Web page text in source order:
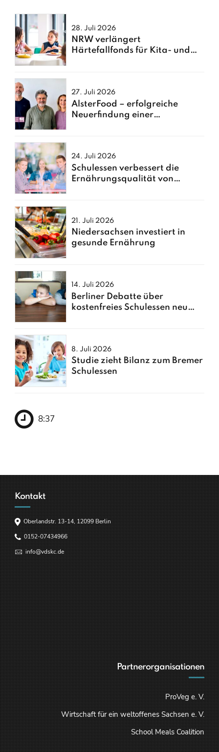
28. Juli 2026
NRW verlängert
Härtefallfonds für Kita- und
27. Juli 2026
AlsterFood – erfolgreiche
Neuerfindung einer
24. Juli 2026
Schulessen verbessert die
Ernährungsqualität von
21. Juli 2026
Niedersachsen investiert in
gesunde Ernährung
14. Juli 2026
Berliner Debatte über
kostenfreies Schulessen neu
8. Juli 2026
Studie zieht Bilanz zum Bremer
Schulessen
8:37
Kontakt
Oberlandstr. 13-14, 12099 Berlin
0152-07434966
info@vdskc.de
Partnerorganisationen
ProVeg e. V.
Wirtschaft für ein weltoffenes Sachsen e. V.
School Meals Coalition